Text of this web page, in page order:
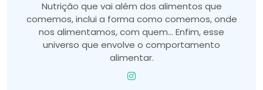
Nutrição que vai além dos alimentos que
comemos, inclui a forma como comemos, onde
nos alimentamos, com quem... Enfim, esse
universo que envolve o comportamento
alimentar.